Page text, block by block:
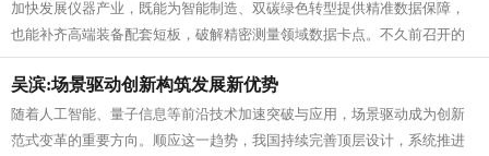
加快发展仪器产业，既能为智能制造、双碳绿色转型提供精准数据保障，
也能补齐高端装备配套短板，破解精密测量领域数据卡点。不久前召开的
2026科学仪器开发者大会，围绕...
吴滨:场景驱动创新构筑发展新优势
随着人工智能、量子信息等前沿技术加速突破与应用，场景驱动成为创新
范式变革的重要方向。顺应这一趋势，我国持续完善顶层设计，系统推进